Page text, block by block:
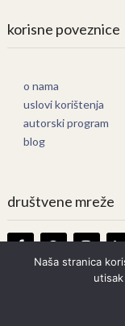
korisne poveznice
o nama
uslovi korištenja
autorski program
blog
društvene mreže
Prava
Naša stranica